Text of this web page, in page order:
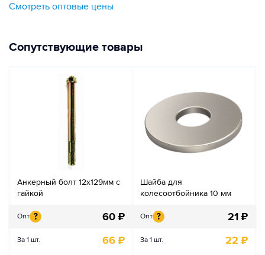
Смотреть оптовые цены
Сопутствующие товары
Анкерный болт 12х129мм с
гайкой
Опт ? 60 ₽
За 1 шт. 66 ₽
Шайба для
колесоотбойника 10 мм
Опт ? 21 ₽
За 1 шт. 22 ₽